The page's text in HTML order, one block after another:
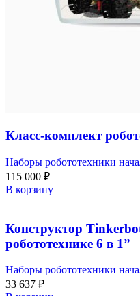
Класс-комплект
Наборы робототехники
115 000 ₽
В корзину
Конструктор
робототехнике 6 в 1”
Наборы робототехники
33 637 ₽